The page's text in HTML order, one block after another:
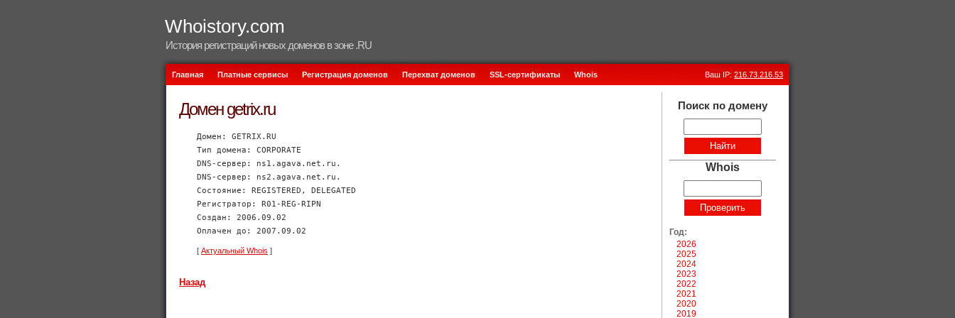
Whoistory.com
История регистраций новых доменов в зоне .RU
Главная Платные сервисы Регистрация доменов Перехват доменов SSL-сертификаты Whois Ваш IP: 216.73.216.53
Домен getrix.ru
Домен: GETRIX.RU
Тип домена: CORPORATE
DNS-сервер: ns1.agava.net.ru.
DNS-сервер: ns2.agava.net.ru.
Состояние: REGISTERED, DELEGATED
Регистратор: R01-REG-RIPN
Создан: 2006.09.02
Оплачен до: 2007.09.02
[ Актуальный Whois ]
Назад
Поиск по домену
Whois
Год:
2026
2025
2024
2023
2022
2021
2020
2019